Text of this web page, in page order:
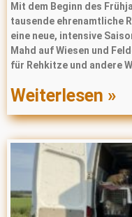
Mit dem Beginn des
tausende ehrenamtliche
eine neue, intensive
Mahd auf Wiesen und
für Rehkitze und andere
Weiterlesen »